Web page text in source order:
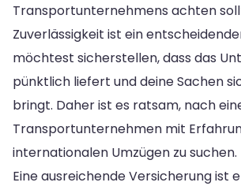
Transportunternehmens achten
Zuverlässigkeit ist ein
möchtest sicherstellen, dass das
pünktlich liefert und deine Sachen
bringt. Daher ist es ratsam, nach
Transportunternehmen mit
internationalen Umzügen zu suchen.
Eine ausreichende Versicherung ist